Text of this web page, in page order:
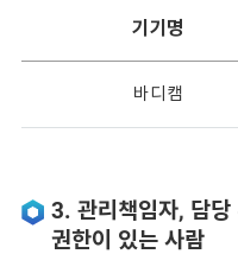
기기명
바디캠
3. 관리책임자, 담당
권한이 있는 사람